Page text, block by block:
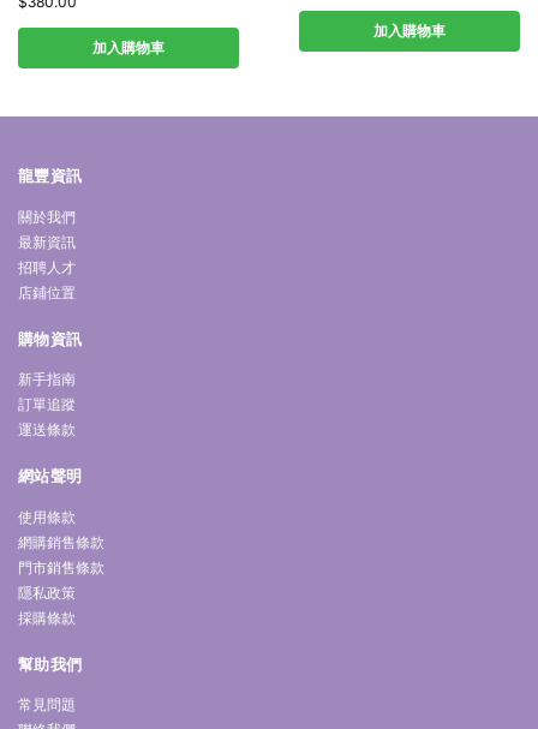
加入購物車
加入購物車
龍豐資訊
關於我們
最新資訊
招聘人才
店鋪位置
購物資訊
新手指南
訂單追蹤
運送條款
網站聲明
使用條款
網購銷售條款
門市銷售條款
隱私政策
採購條款
幫助我們
常見問題